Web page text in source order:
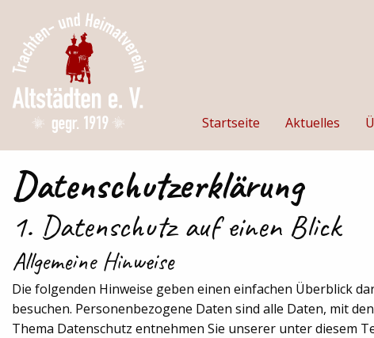
Startseite Aktuelles
Datenschutzerklärung
1. Datenschutz auf einen Blick
Allgemeine Hinweise
Die folgenden Hinweise geben einen einfachen Überblick
besuchen. Personenbezogene Daten sind alle Daten, mit
Thema Datenschutz entnehmen Sie unserer unter diesem